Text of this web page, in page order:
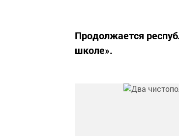
Продолжается
школе».